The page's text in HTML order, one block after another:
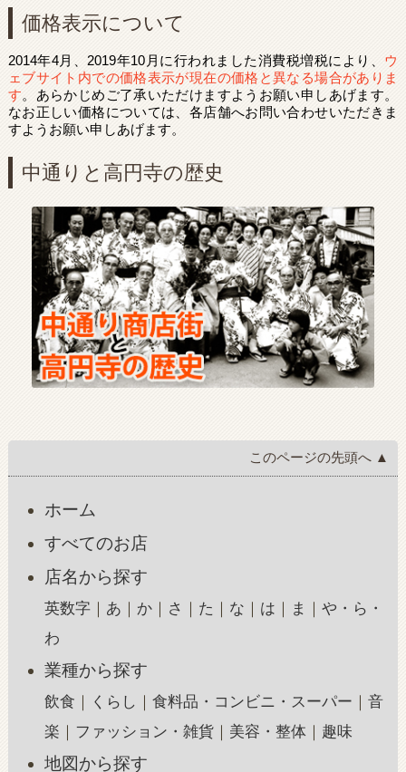
価格表示について
2014年4月、2019年10月に行われました消費税増税により、 ウ
ェブサイト内での価格表示が現在の価格と異なる場合がありま
す。あらかじめご了承いただけますようお願い申しあげます。
なお正しい価格については、各店舗へお問い合わせいただきま
すようお願い申しあげます。
中通りと高円寺の歴史
このページの先頭へ ▲
ホーム
すべてのお店
店名から探す
英数字 あ か さ た な は ま
や・ら・
わ
業種から探す
飲食 くらし 食料品・コンビニ・スーパー
音
楽
ファッション・雑貨 美容・整体 趣味
地図から探す